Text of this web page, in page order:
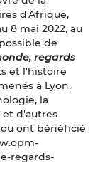
d'Afrique,
8 mai 2022, au
de
regards
et l'histoire
à Lyon,
la
et d'autres
ont bénéficié
regards-